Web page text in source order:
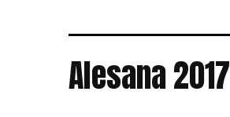
Alesana 2017